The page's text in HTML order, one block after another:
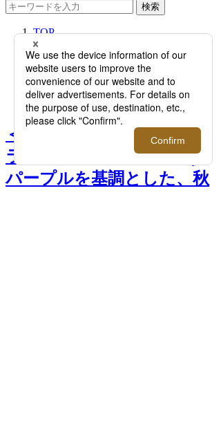
検索
TOP
PHOTO
＜ニコライ バーグマン フラワーズ
＆ デザイン＞｜パープルを基調とし
た、秋限定フラワーアレンジメント
が登場。
＜ニコライ バーグマン フ
ラワーズ ＆ デザイン＞｜
パープルを基調とした、秋